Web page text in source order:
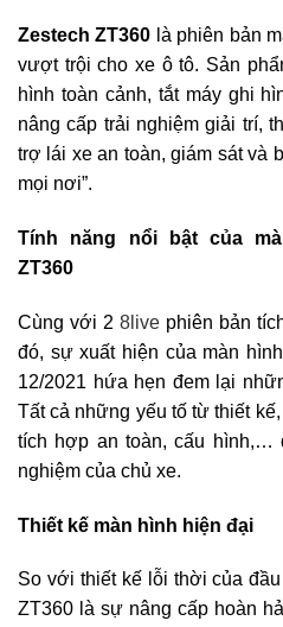
Zestech ZT360 là phiên bản
vượt trội cho xe ô tô. Sản
hình toàn cảnh, tắt máy ghi
nâng cấp trải nghiệm giải trí,
trợ lái xe an toàn, giám sát và
mọi nơi”.
Tính năng nổi bật của
ZT360
Cùng với 2 8live phiên bản
đó, sự xuất hiện của màn
12/2021 hứa hẹn đem lại
Tất cả những yếu tố từ thiết
tích hợp an toàn, cấu hình,…
nghiệm của chủ xe.
Thiết kế màn hình hiện đại
So với thiết kế lỗi thời của
ZT360 là sự nâng cấp hoàn